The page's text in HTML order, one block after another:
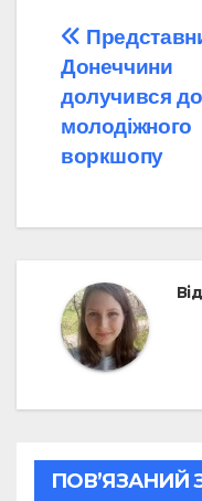
записів
Донеччини
долучився до
молодіжного
воркшопу
Від
ПОВ’ЯЗАНИЙ